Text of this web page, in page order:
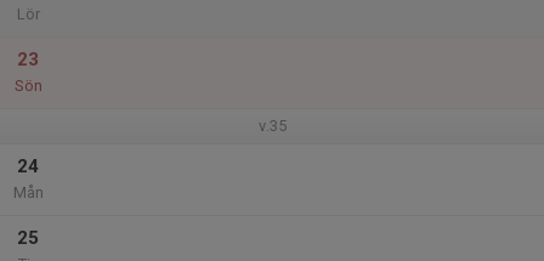
Lör
23
Sön
v.35
24
Mån
25